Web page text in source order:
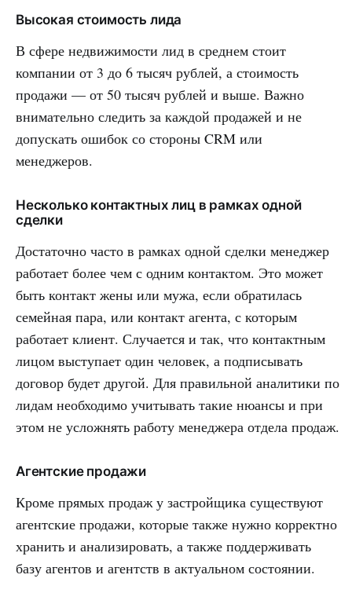
Высокая стоимость лида
В сфере недвижимости лид в среднем стоит
компании от 3 до 6 тысяч рублей, а стоимость
продажи — от 50 тысяч рублей и выше. Важно
внимательно следить за каждой продажей и не
допускать ошибок со стороны CRM или
менеджеров.
Несколько контактных лиц в рамках одной
сделки
Достаточно часто в рамках одной сделки менеджер
работает более чем с одним контактом. Это может
быть контакт жены или мужа, если обратилась
семейная пара, или контакт агента, с которым
работает клиент. Случается и так, что контактным
лицом выступает один человек, а подписывать
договор будет другой. Для правильной аналитики по
лидам необходимо учитывать такие нюансы и при
этом не усложнять работу менеджера отдела продаж.
Агентские продажи
Кроме прямых продаж у застройщика существуют
агентские продажи, которые также нужно корректно
хранить и анализировать, а также поддерживать
базу агентов и агентств в актуальном состоянии.